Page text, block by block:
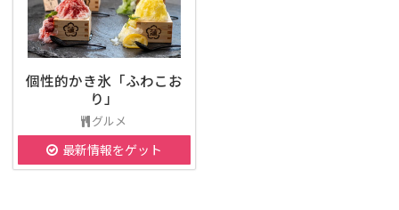
個性的かき氷「ふわこお
り」
グルメ
最新情報をゲット